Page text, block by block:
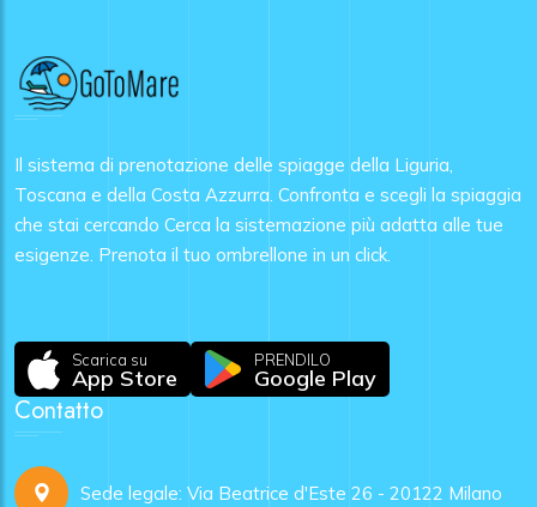
Il sistema di prenotazione delle spiagge della Liguria,
Toscana e della Costa Azzurra. Confronta e scegli la spiaggia
che stai cercando Cerca la sistemazione più adatta alle tue
esigenze. Prenota il tuo ombrellone in un click.
Scarica su
App Store
PRENDILO
Google Play
Contatto
Sede legale: Via Beatrice d'Este 26 - 20122 Milano